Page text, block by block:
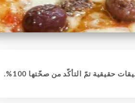
حقيقية تمّ التأكّد من صحّتها 100%.